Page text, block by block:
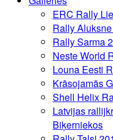
ERC Rally
Rally
Rally Sarma
Neste World
Louna Eesti
Krāsojamās
Shell Helix
Latvijas
Biķerniekos